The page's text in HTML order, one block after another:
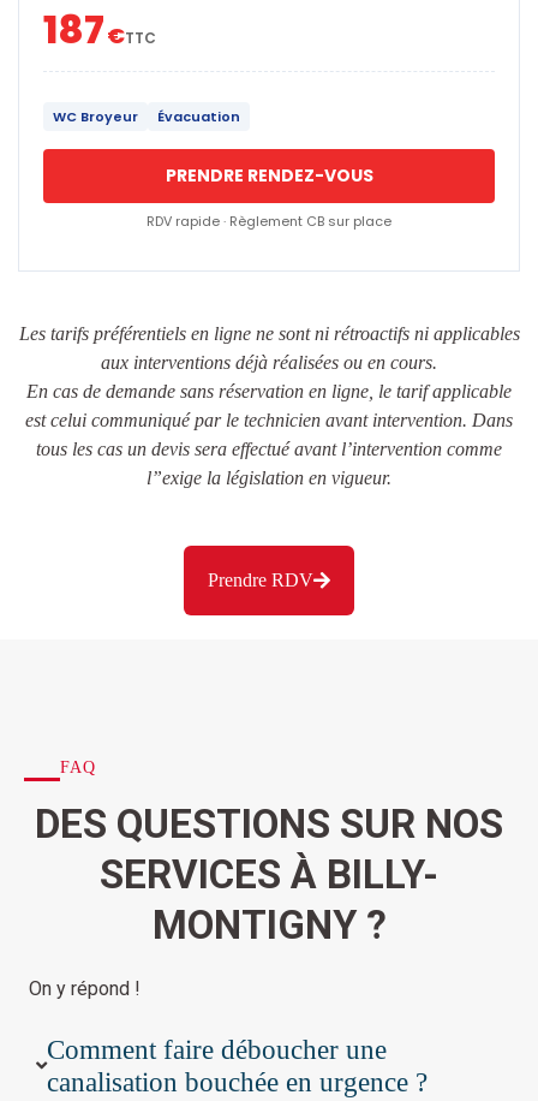
187€TTC
WC Broyeur Évacuation
PRENDRE RENDEZ-VOUS
RDV rapide · Règlement CB sur place
Les tarifs préférentiels en ligne ne sont ni rétroactifs ni applicables
aux interventions déjà réalisées ou en cours.
En cas de demande sans réservation en ligne, le tarif applicable
est celui communiqué par le technicien avant intervention. Dans
tous les cas un devis sera effectué avant l’intervention comme
l”exige la législation en vigueur.
Prendre RDV
FAQ
DES QUESTIONS SUR NOS
SERVICES À BILLY-
MONTIGNY ?
On y répond !
Comment faire déboucher une
canalisation bouchée en urgence ?